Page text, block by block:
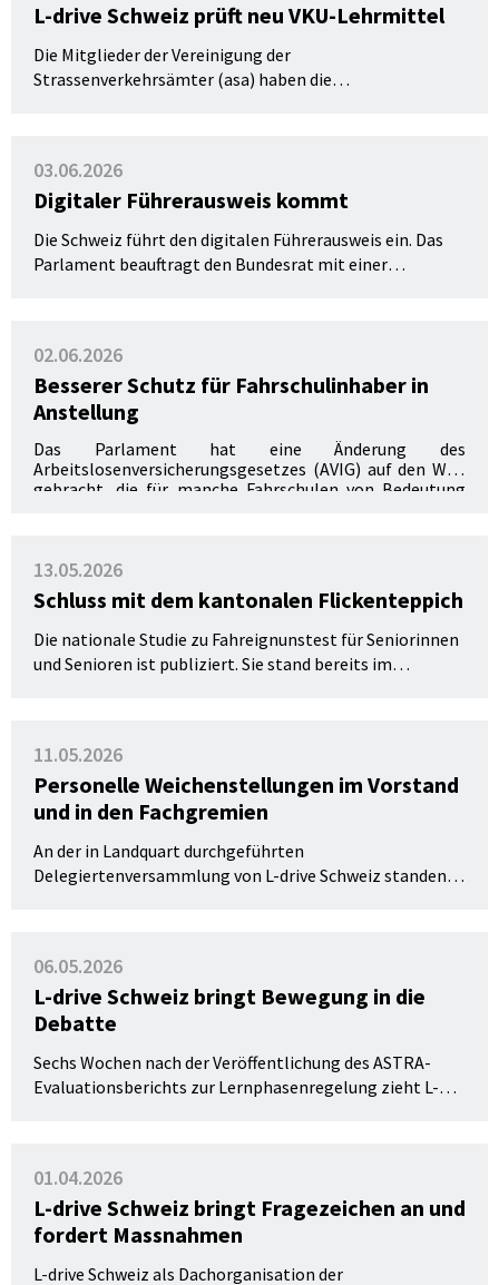
L-drive Schweiz prüft neu VKU-Lehrmittel
Die Mitglieder der Vereinigung der
Strassenverkehrsämter (asa) haben die
vor, die Lehrmittelhersteller sind informiert.
03.06.2026
Digitaler Führerausweis kommt
Die Schweiz führt den digitalen Führerausweis ein. Das
Parlament beauftragt den Bundesrat mit einer
02.06.2026
Besserer Schutz für Fahrschulinhaber in
Anstellung
Das Parlament hat eine Änderung des
Arbeitslosenversicherungsgesetzes (AVIG) auf den Weg
gebracht, die für manche Fahrschulen von Bedeutung
13.05.2026
Schluss mit dem kantonalen Flickenteppich
Die nationale Studie zu Fahreignunstest für Seniorinnen
und Senioren ist publiziert. Sie stand bereits im
offiziell vor.
11.05.2026
Personelle Weichenstellungen im Vorstand
und in den Fachgremien
An der in Landquart durchgeführten
Delegiertenversammlung von L-drive Schweiz standen
vor und würdigten verdiente langjährige
Funktionsträger.
06.05.2026
L-drive Schweiz bringt Bewegung in die
Debatte
Sechs Wochen nach der Veröffentlichung des ASTRA-
Evaluationsberichts zur Lernphasenregelung zieht L-
für die professionelle Fahrausbildung.
01.04.2026
L-drive Schweiz bringt Fragezeichen an und
fordert Massnahmen
L-drive Schweiz als Dachorganisation der